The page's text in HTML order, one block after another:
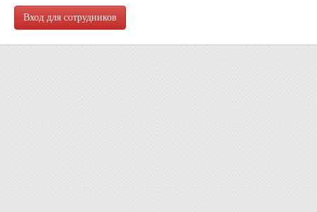
Вход для сотрудников